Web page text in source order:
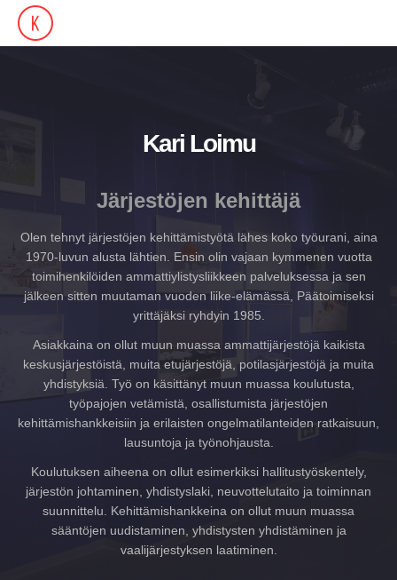
Kari Loimu
Järjestöjen kehittäjä
Olen tehnyt järjestöjen kehittämistyötä lähes koko työurani, aina
1970-luvun alusta lähtien. Ensin olin vajaan kymmenen vuotta
toimihenkilöiden ammattiylistysliikkeen palveluksessa ja sen
jälkeen sitten muutaman vuoden liike-elämässä, Päätoimiseksi
yrittäjäksi ryhdyin 1985.
Asiakkaina on ollut muun muassa ammattijärjestöjä kaikista
keskusjärjestöistä, muita etujärjestöjä, potilasjärjestöjä ja muita
yhdistyksiä. Työ on käsittänyt muun muassa koulutusta,
työpajojen vetämistä, osallistumista järjestöjen
kehittämishankkeisiin ja erilaisten ongelmatilanteiden ratkaisuun,
lausuntoja ja työnohjausta.
Koulutuksen aiheena on ollut esimerkiksi hallitustyöskentely,
järjestön johtaminen, yhdistyslaki, neuvottelutaito ja toiminnan
suunnittelu. Kehittämishankkeina on ollut muun muassa
sääntöjen uudistaminen, yhdistysten yhdistäminen ja
vaalijärjestyksen laatiminen.